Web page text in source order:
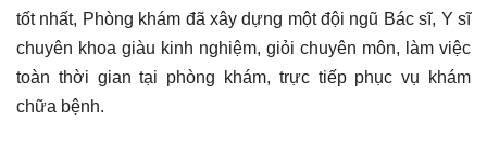
tốt nhất, Phòng khám đã xây dựng một đội ngũ Bác sĩ, Y sĩ
chuyên khoa giàu kinh nghiệm, giỏi chuyên môn, làm việc
toàn thời gian tại phòng khám, trực tiếp phục vụ khám
chữa bệnh.